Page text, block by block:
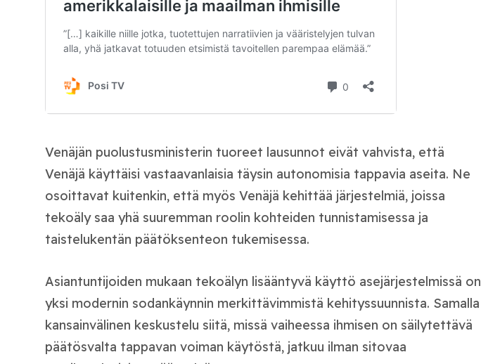
Venäjän puolustusministerin tuoreet lausunnot eivät vahvista, että
Venäjä käyttäisi vastaavanlaisia täysin autonomisia tappavia aseita. Ne
osoittavat kuitenkin, että myös Venäjä kehittää järjestelmiä, joissa
tekoäly saa yhä suuremman roolin kohteiden tunnistamisessa ja
taistelukentän päätöksenteon tukemisessa.
Asiantuntijoiden mukaan tekoälyn lisääntyvä käyttö asejärjestelmissä on
yksi modernin sodankäynnin merkittävimmistä kehityssuunnista. Samalla
kansainvälinen keskustelu siitä, missä vaiheessa ihmisen on säilytettävä
päätösvalta tappavan voiman käytöstä, jatkuu ilman sitovaa